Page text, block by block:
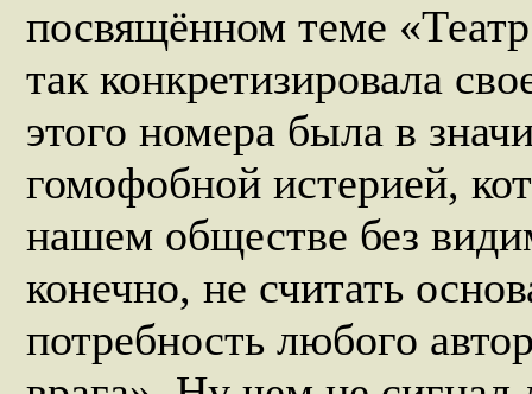
посвящённом теме
так конкретизировала
этого номера была в
гомофобной истерией,
нашем обществе без
конечно, не считать
потребность любого